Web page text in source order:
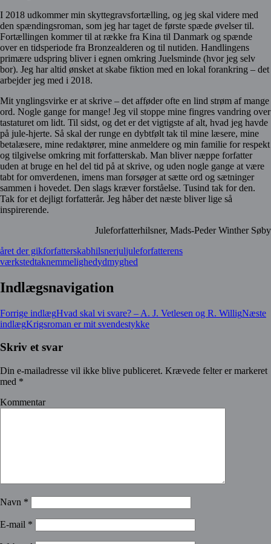
I 2018 udkommer min skyttegravsfortælling, og jeg skal videre med
den spændingsroman, som jeg har taget de første spæde øvelser til.
Fortællingen kommer til at række fra Kina til Danmark og spænde
over en tidsperiode fra Bronzealderen og til nutiden. Handlingens
primære udspring bliver i egnen omkring Juelsminde (hvor jeg selv
bor). Jeg har altid ønsket at skabe fiktion med en lokal forankring – det
arbejder jeg med i 2018.
Mit ynglingsvirke er at skrive – det afføder ofte en lind strøm af mange
ord. Nogle gange for mange! Jeg vil stoppe mine fingres vandring over
tastaturet om lidt. Til sidst, og det er det vigtigste af alt, hvad jeg havde
på jule-hjerte. Så skal der runge en dybtfølt tak til mine læsere, mine
betalæsere, mine redaktører, mine anmeldere og min familie for respekt
og tilgivelse omkring mit forfatterskab. Man bliver næppe forfatter
uden at bruge en hel del tid på at skrive, og uden nogle gange at være
tabt for omverdenen, imens man forsøger at sætte ord og sætninger
sammen i hovedet. Den slags kræver forståelse. Tusind tak for den.
Tak for et dejligt forfatterår. Jeg håber det næste bliver lige så
inspirerende.
Juleforfatterhilsner, Mads-Peder Winther Søby
året der gikforfatterskabhilsnerjuljuleforfatterens
værkstedtaknemmelighedydmyghed
Indlægsnavigation
Forrige indlægHvad skal vi svare? – A. J. Vetlesen og R. WilligNæste
indlægKrigsroman er mit svendestykke
Skriv et svar
Din e-mailadresse vil ikke blive publiceret. Krævede felter er markeret
med *
Kommentar
Navn *
E-mail *